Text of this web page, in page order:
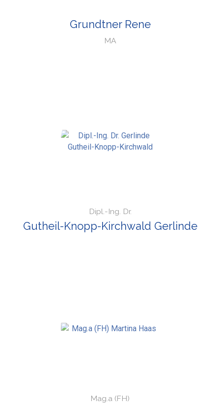
Grundtner Rene
MA
Dipl.-Ing. Dr.
Gutheil-Knopp-Kirchwald Gerlinde
Mag.a (FH)